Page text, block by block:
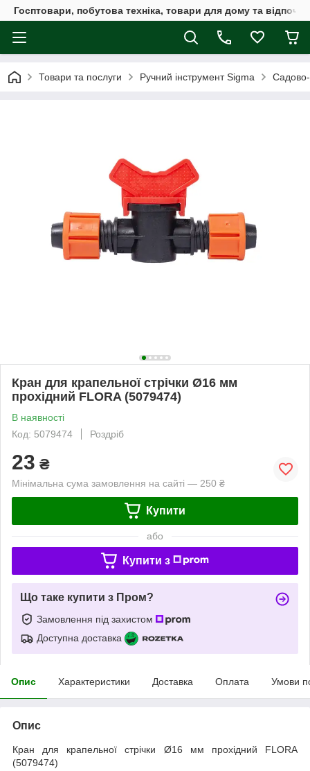
Госптовари, побутова техніка, товари для дому та
Товари та послуги Ручний інструмент Sigma Садово-
Кран для крапельної стрічки Ø16 мм
прохідний FLORA (5079474)
В наявності
Код: 5079474
Роздріб
23 ₴
Мінімальна сума замовлення на сайті — 250 ₴
Купити
або
Купити з
Що таке купити з Пром?
Замовлення під захистом
Доступна доставка
Опис Характеристики Доставка Оплата Умови
Опис
Кран для крапельної стрічки Ø16 мм прохідний FLORA
(5079474)